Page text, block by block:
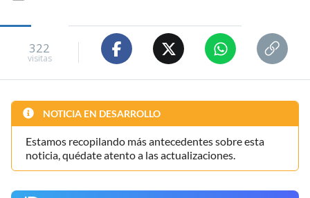
322
visitas
NOTICIA EN DESARROLLO
Estamos recopilando más antecedentes sobre esta
noticia, quédate atento a las actualizaciones.